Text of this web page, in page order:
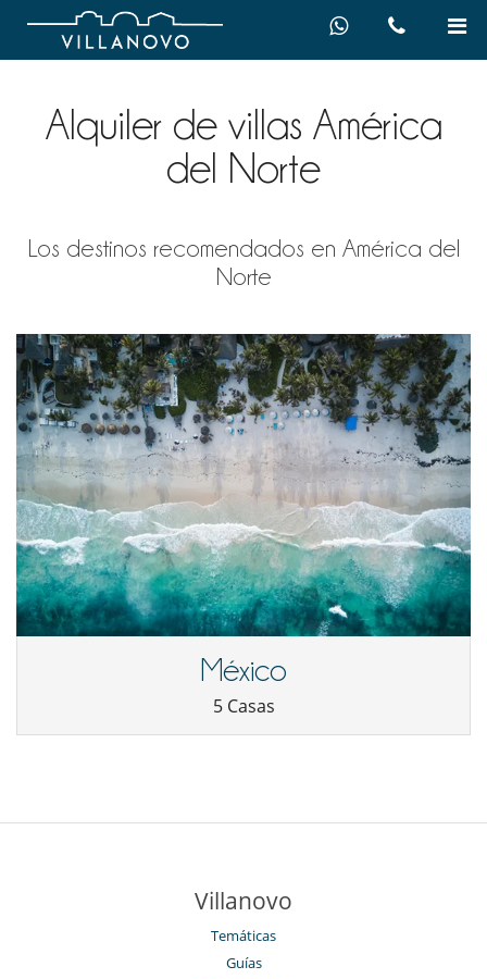
Alquiler de villas América
del Norte
Los destinos recomendados en América del
Norte
México
5 Casas
Villanovo
Temáticas
Guías